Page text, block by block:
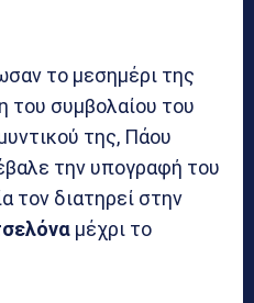
το μεσημέρι της
του συμβολαίου του
της, Πάου
την υπογραφή του
τον διατηρεί στην
μέχρι το